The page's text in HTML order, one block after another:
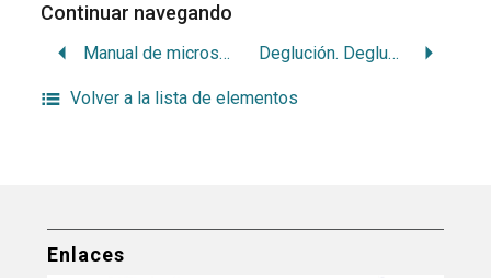
Continuar navegando
Manual de microscopía Deglución. Deglución atípica
Volver a la lista de elementos
Enlaces